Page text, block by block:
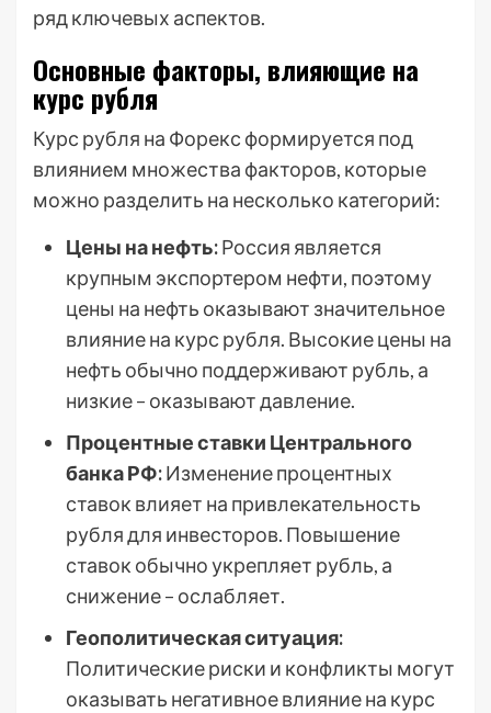
ряд ключевых аспектов.
Основные факторы, влияющие на
курс рубля
Курс рубля на Форекс формируется под
влиянием множества факторов, которые
можно разделить на несколько категорий:
Цены на нефть:Россия является
крупным экспортером нефти, поэтому
цены на нефть оказывают значительное
влияние на курс рубля. Высокие цены на
нефть обычно поддерживают рубль, а
низкие – оказывают давление.
Процентные ставки Центрального
банка РФ:Изменение процентных
ставок влияет на привлекательность
рубля для инвесторов. Повышение
ставок обычно укрепляет рубль, а
снижение – ослабляет.
Геополитическая ситуация:
Политические риски и конфликты могут
оказывать негативное влияние на курс